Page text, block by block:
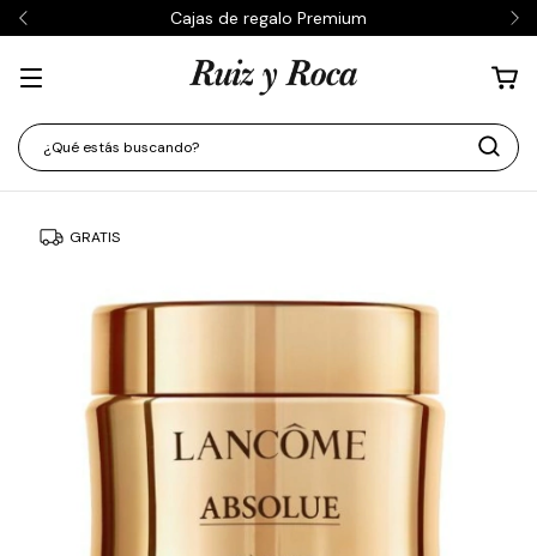
Cajas de regalo Premium
GRATIS